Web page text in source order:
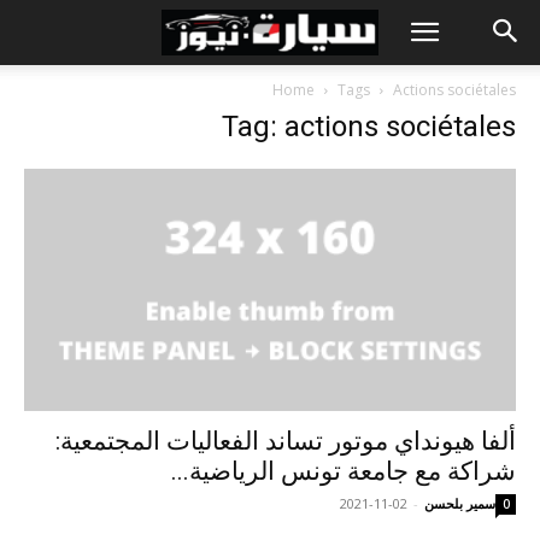
Home Tags Actions sociétales
Tag: actions sociétales
ألفا هيونداي موتور تساند الفعاليات المجتمعية:
شراكة مع جامعة تونس الرياضية...
سمير بلحسن -
2021-11-02 0